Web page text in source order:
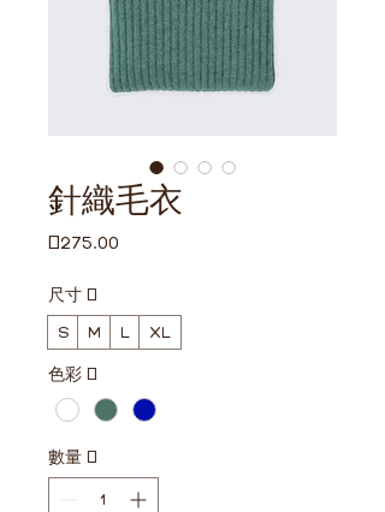
針織毛衣
£275.00
尺寸 *
S M L XL
色彩 *
數量 *